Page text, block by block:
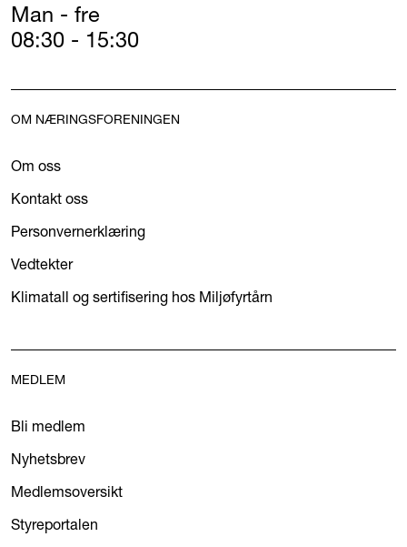
Man - fre
08:30 - 15:30
OM NÆRINGSFORENINGEN
Om oss
Kontakt oss
Personvernerklæring
Vedtekter
Klimatall og sertifisering hos Miljøfyrtårn
MEDLEM
Bli medlem
Nyhetsbrev
Medlemsoversikt
Styreportalen